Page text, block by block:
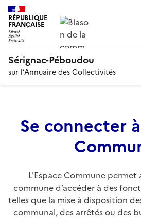
RÉPUBLIQUE
FRANÇAISE
Sérignac-Péboudou
sur l’Annuaire des Collectivités
Se connecter
L'Espace Commune permet
commune d’accéder à des
telles que la mise à disposition
communal, des arrêtés ou des